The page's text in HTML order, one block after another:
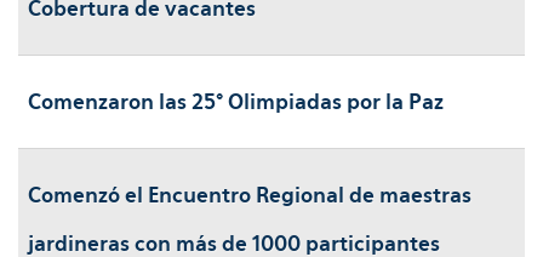
Cobertura de vacantes
Comenzaron las 25° Olimpiadas por la Paz
Comenzó el Encuentro Regional de maestras
jardineras con más de 1000 participantes